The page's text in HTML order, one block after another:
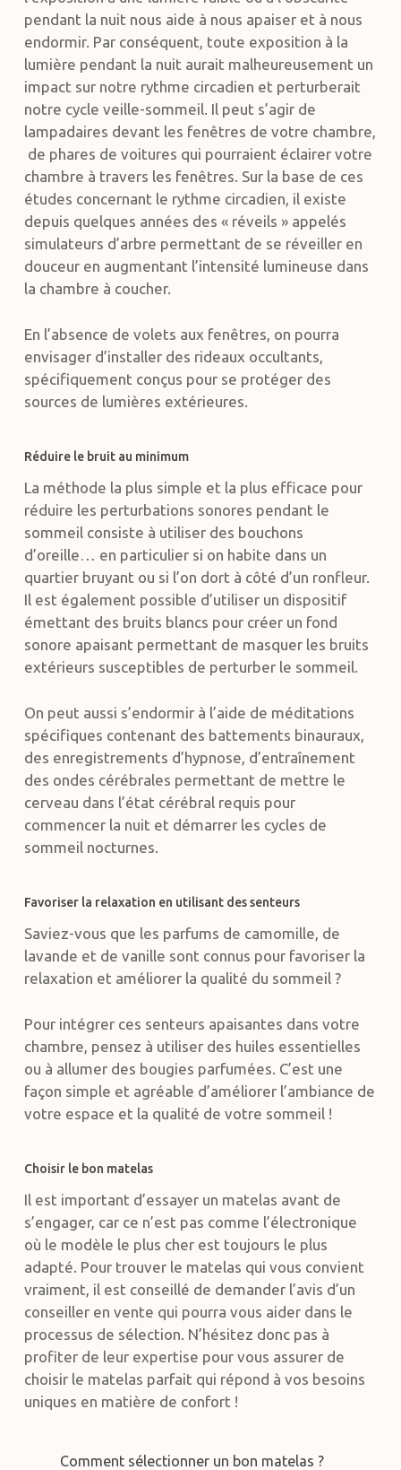
pendant la nuit nous aide à nous apaiser et à nous
endormir. Par conséquent, toute exposition à la
lumière pendant la nuit aurait malheureusement un
impact sur notre rythme circadien et perturberait
notre cycle veille-sommeil. Il peut s’agir de
lampadaires devant les fenêtres de votre chambre,
de phares de voitures qui pourraient éclairer votre
chambre à travers les fenêtres. Sur la base de ces
études concernant le rythme circadien, il existe
depuis quelques années des « réveils » appelés
simulateurs d’arbre permettant de se réveiller en
douceur en augmentant l’intensité lumineuse dans
la chambre à coucher.
En l’absence de volets aux fenêtres, on pourra
envisager d’installer des rideaux occultants,
spécifiquement conçus pour se protéger des
sources de lumières extérieures.
Réduire le bruit au minimum
La méthode la plus simple et la plus efficace pour
réduire les perturbations sonores pendant le
sommeil consiste à utiliser des bouchons
d’oreille… en particulier si on habite dans un
quartier bruyant ou si l’on dort à côté d’un ronfleur.
Il est également possible d’utiliser un dispositif
émettant des bruits blancs pour créer un fond
sonore apaisant permettant de masquer les bruits
extérieurs susceptibles de perturber le sommeil.
On peut aussi s’endormir à l’aide de méditations
spécifiques contenant des battements binauraux,
des enregistrements d’hypnose, d’entraînement
des ondes cérébrales permettant de mettre le
cerveau dans l’état cérébral requis pour
commencer la nuit et démarrer les cycles de
sommeil nocturnes.
Favoriser la relaxation en utilisant des senteurs
Saviez-vous que les parfums de camomille, de
lavande et de vanille sont connus pour favoriser la
relaxation et améliorer la qualité du sommeil ?
Pour intégrer ces senteurs apaisantes dans votre
chambre, pensez à utiliser des huiles essentielles
ou à allumer des bougies parfumées. C’est une
façon simple et agréable d’améliorer l’ambiance de
votre espace et la qualité de votre sommeil !
Choisir le bon matelas
Il est important d’essayer un matelas avant de
s’engager, car ce n’est pas comme l’électronique
où le modèle le plus cher est toujours le plus
adapté. Pour trouver le matelas qui vous convient
vraiment, il est conseillé de demander l’avis d’un
conseiller en vente qui pourra vous aider dans le
processus de sélection. N’hésitez donc pas à
profiter de leur expertise pour vous assurer de
choisir le matelas parfait qui répond à vos besoins
uniques en matière de confort !
Comment sélectionner un bon matelas ?